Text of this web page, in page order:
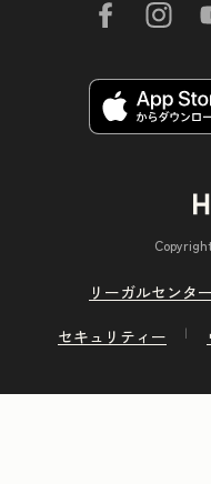
リーガルセンター
セキュリティー